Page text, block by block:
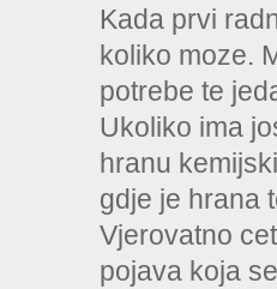
Kada prvi
koliko moze.
potrebe te
Ukoliko ima
hranu
gdje je hrana
Vjerovatno
pojava koja